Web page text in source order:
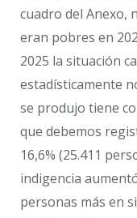
cuadro del Anexo,
eran pobres en
2025 la situación
estadísticamente
se produjo tiene
que debemos
16,6% (25.411
indigencia
personas más en